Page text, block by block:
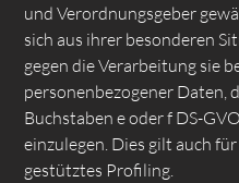
und Verordnungsgeber
sich aus ihrer besonderen
gegen die Verarbeitung sie
personenbezogener Daten,
Buchstaben e oder f DS-
einzulegen. Dies gilt auch
gestütztes Profiling.